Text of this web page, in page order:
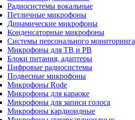
Радиосистемы вокальные
Петличные микрофоны
Динамические микрофоны
Конденсаторные микрофоны
Системы персонального мониторинга
Микрофоны для ТВ и РВ
Блоки питания, адаптеры
Цифровые радиосистемы
Подвесные микрофоны
Микрофоны Rode
Микрофоны для караоке
Микрофоны для записи голоса
Микрофоны кардиоидные